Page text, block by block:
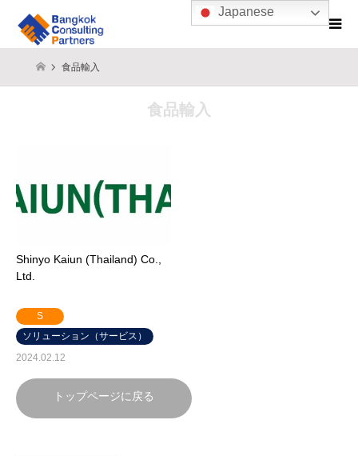
食品輸入
食品輸入
Shinyo Kaiun (Thailand) Co.,
Ltd.
S
ソリューション（サービス）
2024.02.12
トップページに戻る
Japanese